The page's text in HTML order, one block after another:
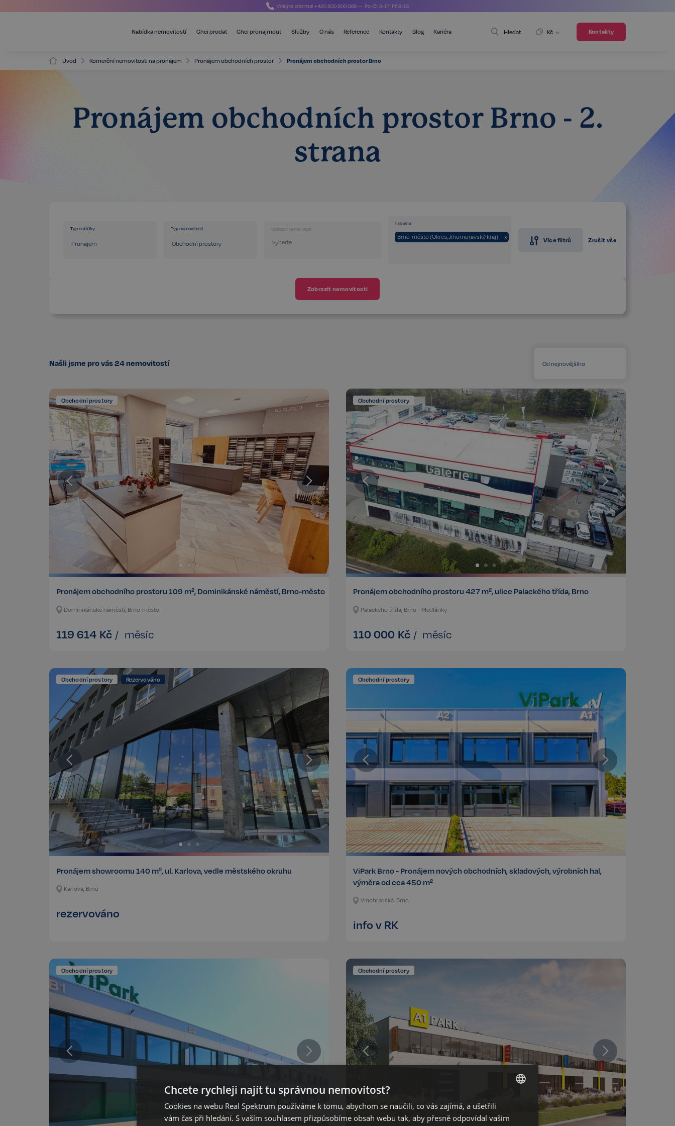
Volejte zdarma!+420 800 800 099— Po-Čt 8-17, Pá 8-16
Nabídka nemovitostí Chci prodat Chci pronajmout Služby O nás Reference Kontakty Blog Kariéra Hledat Kč Kontakty
Úvod Komerční nemovitosti na pronájem Pronájem obchodních prostor Pronájem obchodních prostor Brno
Pronájem obchodních prostor Brno - 2.
strana
Typ nabídky
Pronájem
Typ nemovitosti
Obchodní prostory
Upřesnit nemovitost
Lokalita
×
Brno-město (Okres, Jihomoravský kraj) Více filtrů Zrušit vše
Zobrazit nemovitosti
Našli jsme pro vás24nemovitostí Od nejnovějšího
Obchodní prostory
Pronájem obchodního prostoru 109 m², Dominikánské náměstí, Brno-město
Dominikánské náměstí, Brno-město
119 614 Kč / měsíc
Obchodní prostory
Pronájem obchodního prostoru 427 m², ulice Palackého třída, Brno
Palackého třída, Brno - Medlánky
110 000 Kč / měsíc
Obchodní prostory Rezervováno
Pronájem showroomu 140 m², ul. Karlova, vedle městského okruhu
Karlova, Brno
rezervováno
Obchodní prostory
ViPark Brno - Pronájem nových obchodních, skladových, výrobních hal,
výměra od cca 450 m²
Vinohradská, Brno
info v RK
Obchodní prostory Obchodní prostory
CZECH
GERMAN
Chcete rychleji najít tu správnou nemovitost?
Cookies na webu Real Spektrum používáme k tomu, abychom se naučili, co vás zajímá, a ušetřili
vám čas při hledání. S vaším souhlasem přizpůsobíme obsah webu tak, aby přesně odpovídal vašim